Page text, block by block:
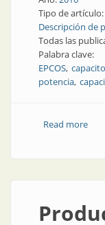
Tipo de artículo:
Descripción de
Todas las
Palabra clave:
EPCOS
potencia
Read more